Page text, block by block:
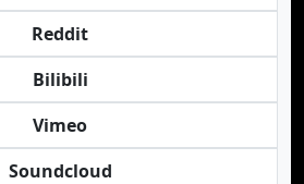
Reddit
Bilibili
Vimeo
Soundcloud